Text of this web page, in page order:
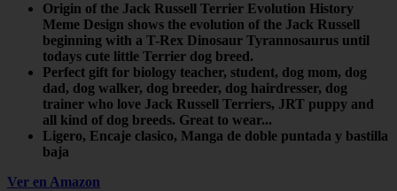
Origin of the Jack Russell Terrier Evolution History
Meme Design shows the evolution of the Jack Russell
beginning with a T-Rex Dinosaur Tyrannosaurus until
todays cute little Terrier dog breed.
Perfect gift for biology teacher, student, dog mom, dog
dad, dog walker, dog breeder, dog hairdresser, dog
trainer who love Jack Russell Terriers, JRT puppy and
all kind of dog breeds. Great to wear...
Ligero, Encaje clasico, Manga de doble puntada y bastilla
baja
Ver en Amazon